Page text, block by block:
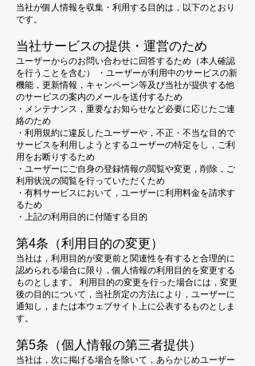
当社が個人情報を収集・利用する目的は，以下のとおり
です。
当社サービスの提供・運営のため
ユーザーからのお問い合わせに回答するため（本人確認
を行うことを含む） ・ユーザーが利用中のサービスの新
機能，更新情報，キャンペーン等及び当社が提供する他
のサービスの案内のメールを送付するため
・メンテナンス，重要なお知らせなど必要に応じたご連
絡のため
・利用規約に違反したユーザーや，不正・不当な目的で
サービスを利用しようとするユーザーの特定をし，ご利
用をお断りするため
・ユーザーにご自身の登録情報の閲覧や変更，削除，ご
利用状況の閲覧を行っていただくため
・有料サービスにおいて，ユーザーに利用料金を請求す
るため
・上記の利用目的に付随する目的
第4条（利用目的の変更）
当社は，利用目的が変更前と関連性を有すると合理的に
認められる場合に限り，個人情報の利用目的を変更する
ものとします。 利用目的の変更を行った場合には，変更
後の目的について，当社所定の方法により，ユーザーに
通知し，または本ウェブサイト上に公表するものとしま
す。
第5条（個人情報の第三者提供）
当社は，次に掲げる場合を除いて，あらかじめユーザー